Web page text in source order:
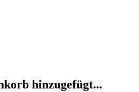
hinzugefügt...